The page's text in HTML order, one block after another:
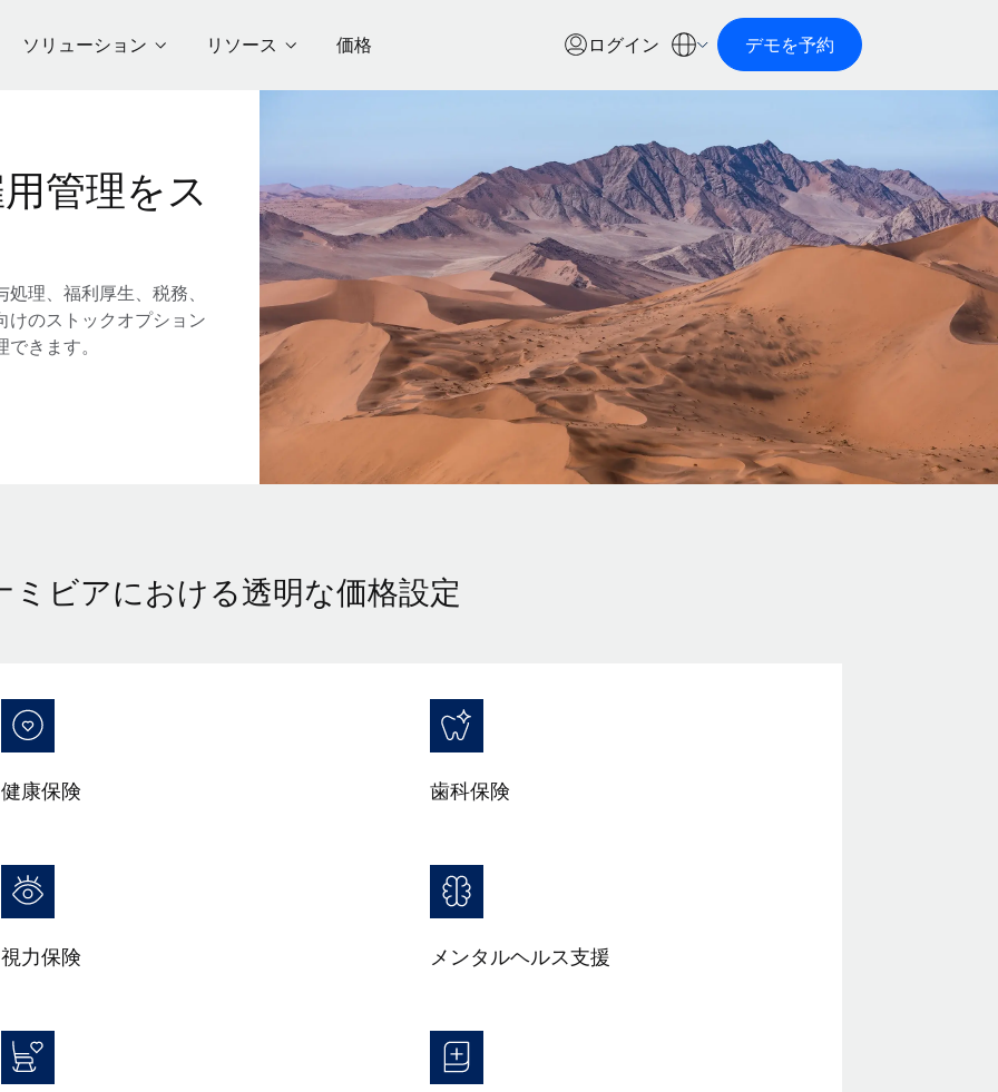
ソリューション リソース 価格 ログイン デモを予約
管理をス
理、福利厚生、税務、
けのストックオプション
きます。
ミビアにおける透明な価格設定
健康保険 歯科保険
視力保険 メンタルヘルス支援